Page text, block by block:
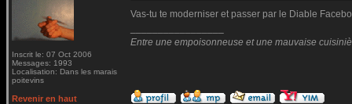
Inscrit le: 07 Oct 2006
Messages: 1993
Localisation: Dans les marais
poitevins
Vas-tu te moderniser et passer par le Diable
Entre une empoisonneuse et une mauvaise
Revenir en haut